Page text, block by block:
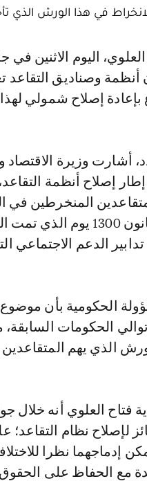
في هذا الورش الذي
أنظمة وصناديق
إصلاح شمولي
أشارت وزيرة الاقتصاد
المنخرطين في
علاوة على قانون
تدابير الدعم الاجتماعي
الحكومية بأن موضوع
الحكومات
الذي يهم
فتاح العلوي أنه خلال
لإصلاح نظام
إدماجهما نظرا
مع الحفاظ على الحقوق